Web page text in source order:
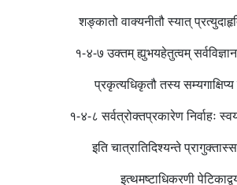
शङ्कातो वाक्यनीतौ स्यात्
१-४-७ उक्तम् ह्युभयहेतुत्वम्
प्रकृत्यधिकृतौ तस्य सम्यगाक्षिप्य
१-४-८ सर्वत्रोक्तप्रकारेण निर्वाहः
इति चात्रातिदिश्यन्ते
इत्थमष्टाधिकरणी